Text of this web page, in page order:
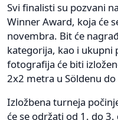
Svi finalisti su pozvani
Winner Award, koja će
novembra. Bit će
kategorija, kao i ukupni
fotografija će biti
2x2 metra u Söldenu
Izložbena turneja
će se održati od 1. do